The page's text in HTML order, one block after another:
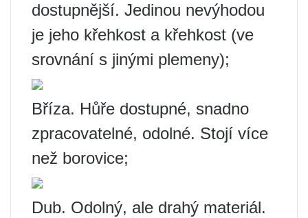
dostupnější. Jedinou nevýhodou
je jeho křehkost a křehkost (ve
srovnání s jinými plemeny);
Bříza. Hůře dostupné, snadno
zpracovatelné, odolné. Stojí více
než borovice;
Dub. Odolný, ale drahý materiál.